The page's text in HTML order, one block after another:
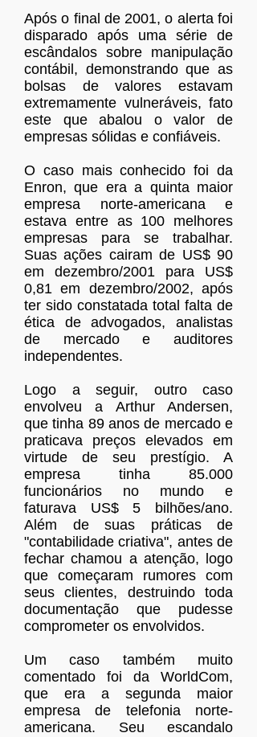
Após o final de 2001, o alerta foi
disparado após uma série de
escândalos sobre manipulação
contábil, demonstrando que as
bolsas de valores estavam
extremamente vulneráveis, fato
este que abalou o valor de
empresas sólidas e confiáveis.
O caso mais conhecido foi da
Enron, que era a quinta maior
empresa norte-americana e
estava entre as 100 melhores
empresas para se trabalhar.
Suas ações cairam de US$ 90
em dezembro/2001 para US$
0,81 em dezembro/2002, após
ter sido constatada total falta de
ética de advogados, analistas
de mercado e auditores
independentes.
Logo a seguir, outro caso
envolveu a Arthur Andersen,
que tinha 89 anos de mercado e
praticava preços elevados em
virtude de seu prestígio. A
empresa tinha 85.000
funcionários no mundo e
faturava US$ 5 bilhões/ano.
Além de suas práticas de
"contabilidade criativa", antes de
fechar chamou a atenção, logo
que começaram rumores com
seus clientes, destruindo toda
documentação que pudesse
comprometer os envolvidos.
Um caso também muito
comentado foi da WorldCom,
que era a segunda maior
empresa de telefonia norte-
americana. Seu escandalo